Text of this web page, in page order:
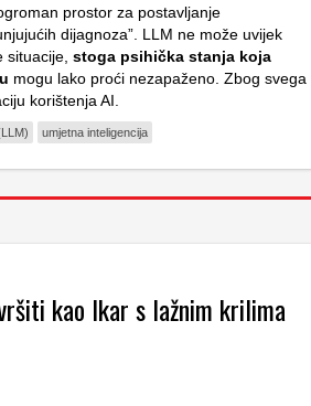
prostor za postavljanje
dijagnoza”. LLM ne može uvijek
situacije, stoga psihička stanja koja
mogu lako proći nezapaženo. Zbog svega
korištenja AI.
umjetna inteligencija
kao Ikar s lažnim krilima